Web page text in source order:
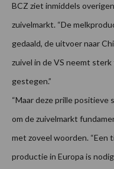
BCZ ziet inmiddels
zuivelmarkt. “De
gedaald, de uitvoer naar
zuivel in de VS neemt
gestegen.”
“Maar deze prille positieve
om de zuivelmarkt
met zoveel woorden. “Een
productie in Europa is